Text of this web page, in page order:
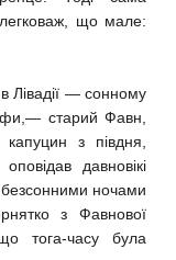
що мале:
Лівадії — сонному
старий Фавн,
з півдня,
давновікі
безсонними ночами
з Фавнової
тога-часу була